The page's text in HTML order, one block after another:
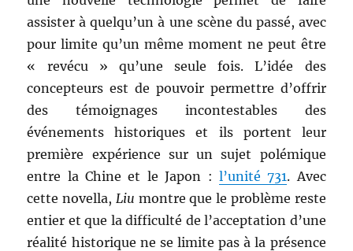
assister à quelqu’un à une scène du passé, avec
pour limite qu’un même moment ne peut être
« revécu » qu’une seule fois. L’idée des
concepteurs est de pouvoir permettre d’offrir
des témoignages incontestables des
événements historiques et ils portent leur
première expérience sur un sujet polémique
entre la Chine et le Japon : l’unité 731. Avec
cette novella, Liu montre que le problème reste
entier et que la difficulté de l’acceptation d’une
réalité historique ne se limite pas à la présence